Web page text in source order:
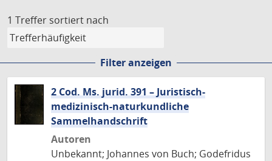
1 Treffer sortiert nach
Filter anzeigen
2 Cod. Ms. jurid. 391 – Juristisch-
medizinisch-naturkundliche
Sammelhandschrift
Autoren
Unbekannt; Johannes von Buch; Godefridus